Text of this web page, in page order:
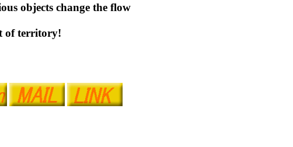
objects change the flow
of territory!